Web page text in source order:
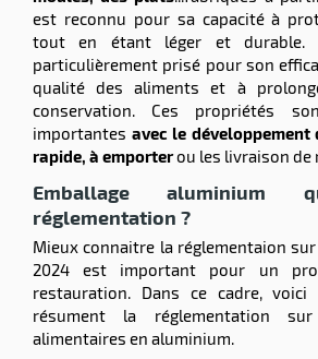
est reconnu pour sa capacité à
tout en étant léger et durable.
particulièrement prisé pour son
qualité des aliments et à
conservation. Ces propriétés
importantes avec le
rapide, à emporterou les livraison de
Emballage
réglementation ?
Mieux connaitre la réglementaion
2024 est important pour un
restauration. Dans ce cadre,
résument la réglementation
alimentaires en aluminium.